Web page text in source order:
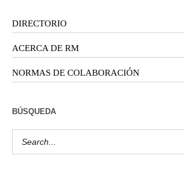
DIRECTORIO
ACERCA DE RM
NORMAS DE COLABORACIÓN
BÚSQUEDA